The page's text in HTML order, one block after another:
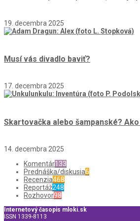
19. decembra 2025
Musí vás divadlo baviť?
17. decembra 2025
Skartovačka alebo šampanské?
14. decembra 2025
Komentár133
Prednáška/diskusia6
Recenzia468
Reportáž248
Rozhovor98
Internetový časopis mloki.sk
ISSN 1339-8113